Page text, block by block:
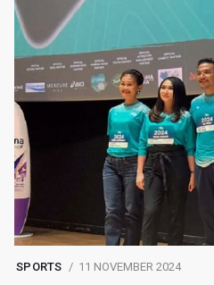
SPORTS 11 NOVEMBER 2024